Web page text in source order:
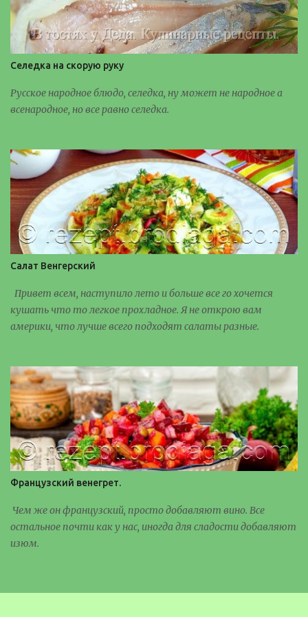
Селедка на скорую руку
Русское народное блюдо, селедка, ну может не народное а
всенародное, но все равно селедка.
Салат Венгерский
Привет всем, наступило лето и больше все го хочется
кушать что то легкое прохладное. Я не открою вам
америки, что лучше всего подходят салаты разные.
Французский венегрет.
Чем же он французский, просто добавляют вино. Все
остальное почти как у нас, иногда для сладости добавляют
изюм.